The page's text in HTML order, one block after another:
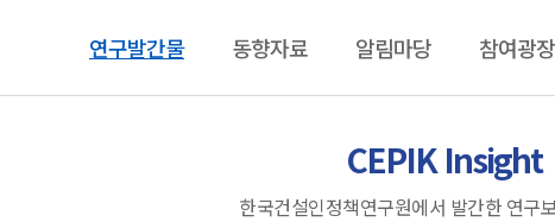
연구발간물 동향자료 알림마당
연구원소식
참여광장
연구과제 제
CEPIK Insight
한국건설인정책연구원에서 발간한 연구